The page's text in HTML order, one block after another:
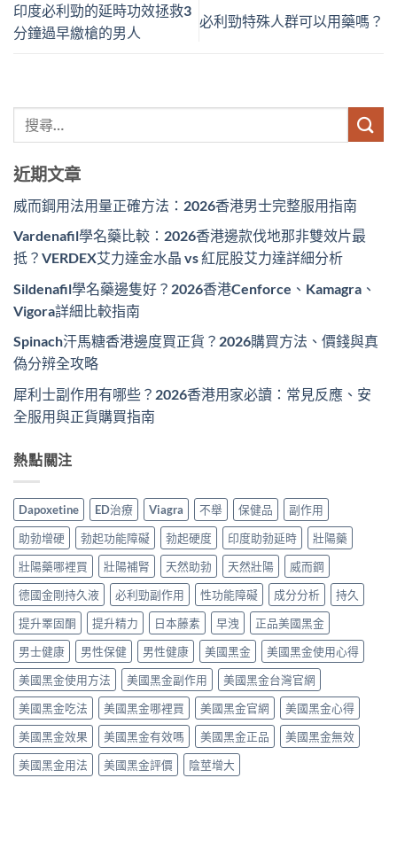
印度必利勁的延時功效拯救3
分鐘過早繳槍的男人
必利勁特殊人群可以用藥嗎？
近期文章
威而鋼用法用量正確方法：2026香港男士完整服用指南
Vardenafil學名藥比較：2026香港邊款伐地那非雙效片最
抵？VERDEX艾力達金水晶 vs 紅屁股艾力達詳細分析
Sildenafil學名藥邊隻好？2026香港Cenforce、Kamagra、
Vigora詳細比較指南
Spinach汗馬糖香港邊度買正貨？2026購買方法、價錢與真
偽分辨全攻略
犀利士副作用有哪些？2026香港用家必讀：常見反應、安
全服用與正貨購買指南
熱點關注
Dapoxetine ED治療 Viagra 不舉 保健品
副作用
助勃增硬
勃起功能障礙 勃起硬度 印度助勃延時
壯陽藥
壯陽藥哪裡買
壯陽補腎 天然助勃 天然壯陽
威而鋼
德國金剛持久液
必利勁副作用 性功能障礙 成分分析
持久
提升睪固酮
提升精力 日本藤素 早洩
正品美國黑金
男士健康
男性保健 男性健康 美國黑金
美國黑金使用心得
美國黑金使用方法
美國黑金副作用
美國黑金台灣官網
美國黑金吃法
美國黑金哪裡買 美國黑金官網
美國黑金心得
美國黑金效果
美國黑金有效嗎 美國黑金正品
美國黑金無效
美國黑金用法
美國黑金評價 陰莖增大